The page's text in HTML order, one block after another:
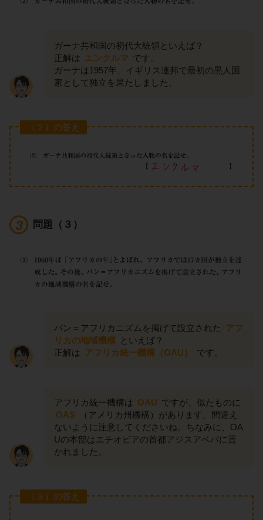
ガーナ共和国の初代大統領といえば？
正解は エンクルマ です。
ガーナは1957年、イギリス連邦で最初の黒人国
家として独立を果たしました。
（２）の答え
問題（３）
パン＝アフリカニズムを掲げて設立された
アフ
リカの地域機構 といえば？
正解は
アフリカ統一機構（OAU） です。
アフリカ統一機構は OAU ですが、似たものに
OAS
（アメリカ州機構）があります。間違え
ないように注意してくださいね。ちなみに、OA
Uの本部はエチオピアの首都アジスアベバに置
かれました。
（３）の答え